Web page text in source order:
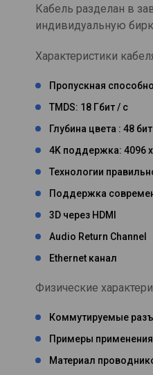
Кабель разделан в
индивидуальную
Характеристики
Пропускная
TMDS: 18 Гбит / с
Глубина цвета : 48
4K поддержка: 4096 х
Технологии
Поддержка
3D через HDMI
Audio Return Channel
Ethernet канал
Физические
Коммутируемые
Примеры
Материал